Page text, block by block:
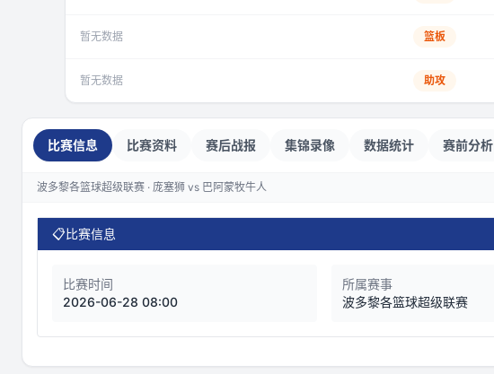
暂无数据 篮板
暂无数据 助攻
比赛信息 比赛资料 赛后战报 集锦录像 数据统计 赛前分析
波多黎各篮球超级联赛 · 庞塞狮 vs 巴阿蒙牧牛人
📋比赛信息
比赛时间
2026-06-28 08:00
所属赛事
波多黎各篮球超级联赛